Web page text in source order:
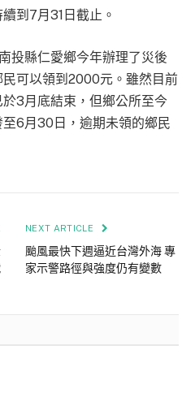
到7月31日截止。
投縣仁愛鄉今年辦理了災後
可以領到2000元。雖然目前
3月底結束，但鄉公所至今
6月30日，逾期未領的鄉民
NEXT ARTICLE
颱風最快下週逼近台灣外海 專
家示警路徑與強度仍有變數